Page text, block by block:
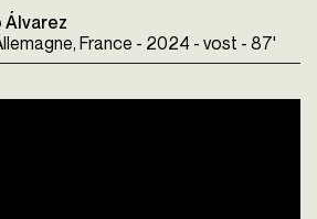
Álvarez
France - 2024 - vost - 87'